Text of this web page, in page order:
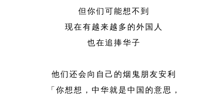
但你们可能想不到
现在有越来越多的外国人
也在追捧华子
他们还会向自己的烟鬼朋友安利
「你想想，中华就是中国的意思，